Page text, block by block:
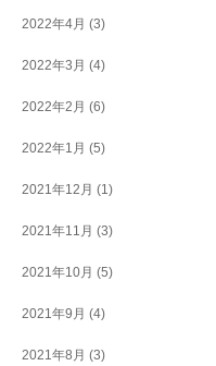
2022年4月 (3)
2022年3月 (4)
2022年2月 (6)
2022年1月 (5)
2021年12月 (1)
2021年11月 (3)
2021年10月 (5)
2021年9月 (4)
2021年8月 (3)